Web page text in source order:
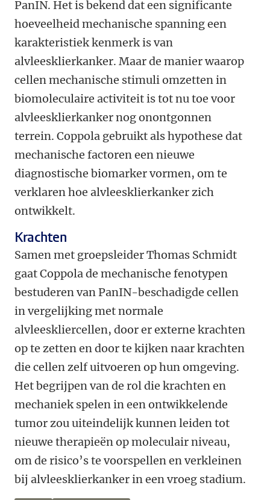
PanIN. Het is bekend dat een significante
hoeveelheid mechanische spanning een
karakteristiek kenmerk is van
alvleesklierkanker. Maar de manier waarop
cellen mechanische stimuli omzetten in
biomoleculaire activiteit is tot nu toe voor
alvleesklierkanker nog onontgonnen
terrein. Coppola gebruikt als hypothese dat
mechanische factoren een nieuwe
diagnostische biomarker vormen, om te
verklaren hoe alvleesklierkanker zich
ontwikkelt.
Krachten
Samen met groepsleider Thomas Schmidt
gaat Coppola de mechanische fenotypen
bestuderen van PanIN-beschadigde cellen
in vergelijking met normale
alvleeskliercellen, door er externe krachten
op te zetten en door te kijken naar krachten
die cellen zelf uitvoeren op hun omgeving.
Het begrijpen van de rol die krachten en
mechaniek spelen in een ontwikkelende
tumor zou uiteindelijk kunnen leiden tot
nieuwe therapieën op moleculair niveau,
om de risico’s te voorspellen en verkleinen
bij alvleesklierkanker in een vroeg stadium.